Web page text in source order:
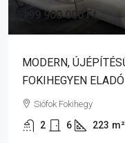
199 900 000 Ft
MODERN,
FOKIHEGYEN
Siófok Fokihegy
2 6 223 m²